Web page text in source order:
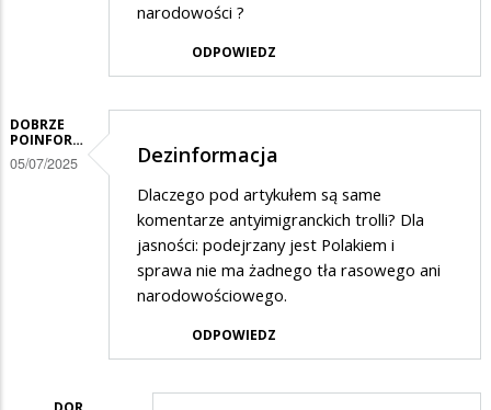
narodowości ?
ODPOWIEDZ
DOBRZE
POINFOR…
05/07/2025 Dezinformacja
Dlaczego pod artykułem są same
komentarze antyimigranckich trolli? Dla
jasności: podejrzany jest Polakiem i
sprawa nie ma żadnego tła rasowego ani
narodowościowego.
ODPOWIEDZ